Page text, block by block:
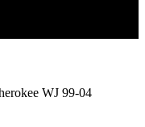
WJ 99-04